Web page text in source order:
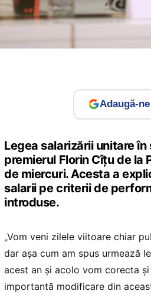
Adaugă-
Legea salarizării unitare
premierul Florin Cîțu de la
de miercuri. Acesta a
salarii pe criterii de
introduse.
„Vom veni zilele viitoare chiar
dar așa cum am spus urmează
acest an și acolo vom corecta
importantă modificare din